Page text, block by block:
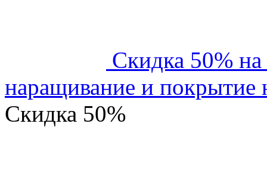
Скидка 50%
наращивание и покрытие
Скидка 50%